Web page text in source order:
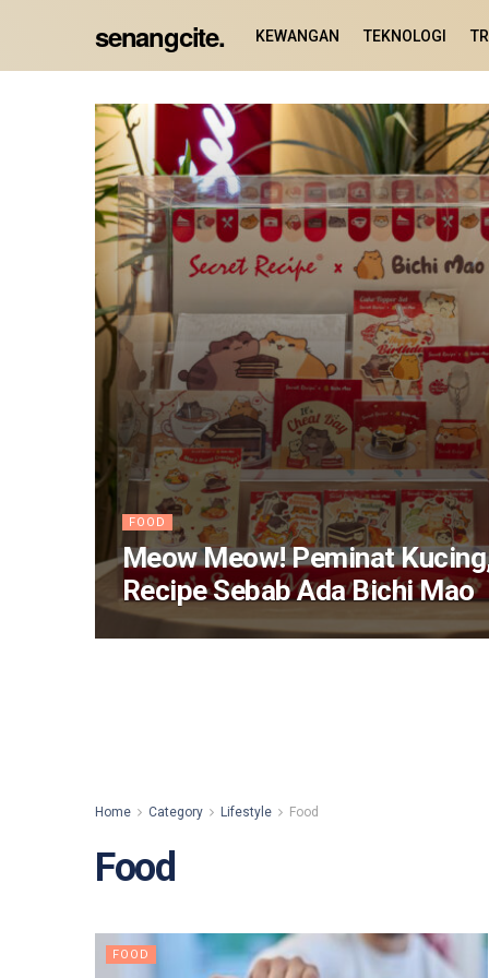
senangcite. KEWANGAN TEKNOLOGI
FOOD
Meow Meow! Peminat
Recipe Sebab Ada Bichi Mao
Home Category Lifestyle Food
Food
FOOD